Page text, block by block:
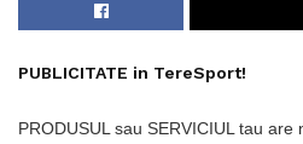
PUBLICITATE in TereSport!
PRODUSUL sau SERVICIUL tau